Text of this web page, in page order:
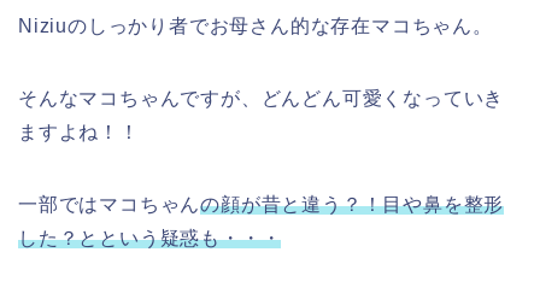
Niziuのしっかり者でお母さん的な存在マコちゃん。
そんなマコちゃんですが、どんどん可愛くなっていき
ますよね！！
一部ではマコちゃんの顔が昔と違う？！目や鼻を整形
した？とという疑惑も・・・